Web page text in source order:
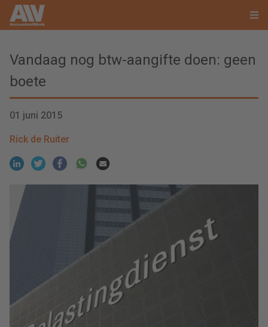
Vandaag nog btw-aangifte doen: geen
boete
01 juni 2015
Rick de Ruiter